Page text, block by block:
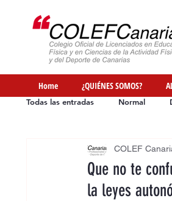
Home ¿QUIÉNES SOMOS?
Todas las entradas Normal
Ofertas de Empleo
Que no te
la leyes
COLEF